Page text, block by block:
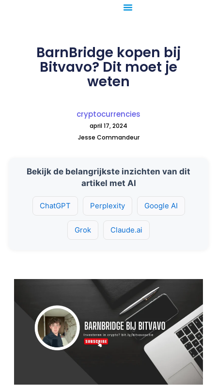
BarnBridge kopen bij
Bitvavo? Dit moet je
weten
cryptocurrencies
april 17, 2024
Jesse Commandeur
Bekijk de belangrijkste inzichten van dit
artikel met AI
ChatGPT Perplexity Google AI
Grok Claude.ai